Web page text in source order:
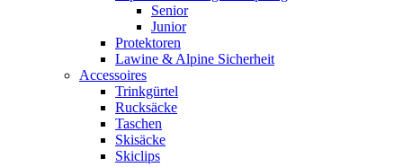
Senior
Junior
Protektoren
Lawine & Alpine Sicherheit
Accessoires
Trinkgürtel
Rucksäcke
Taschen
Skisäcke
Skiclips